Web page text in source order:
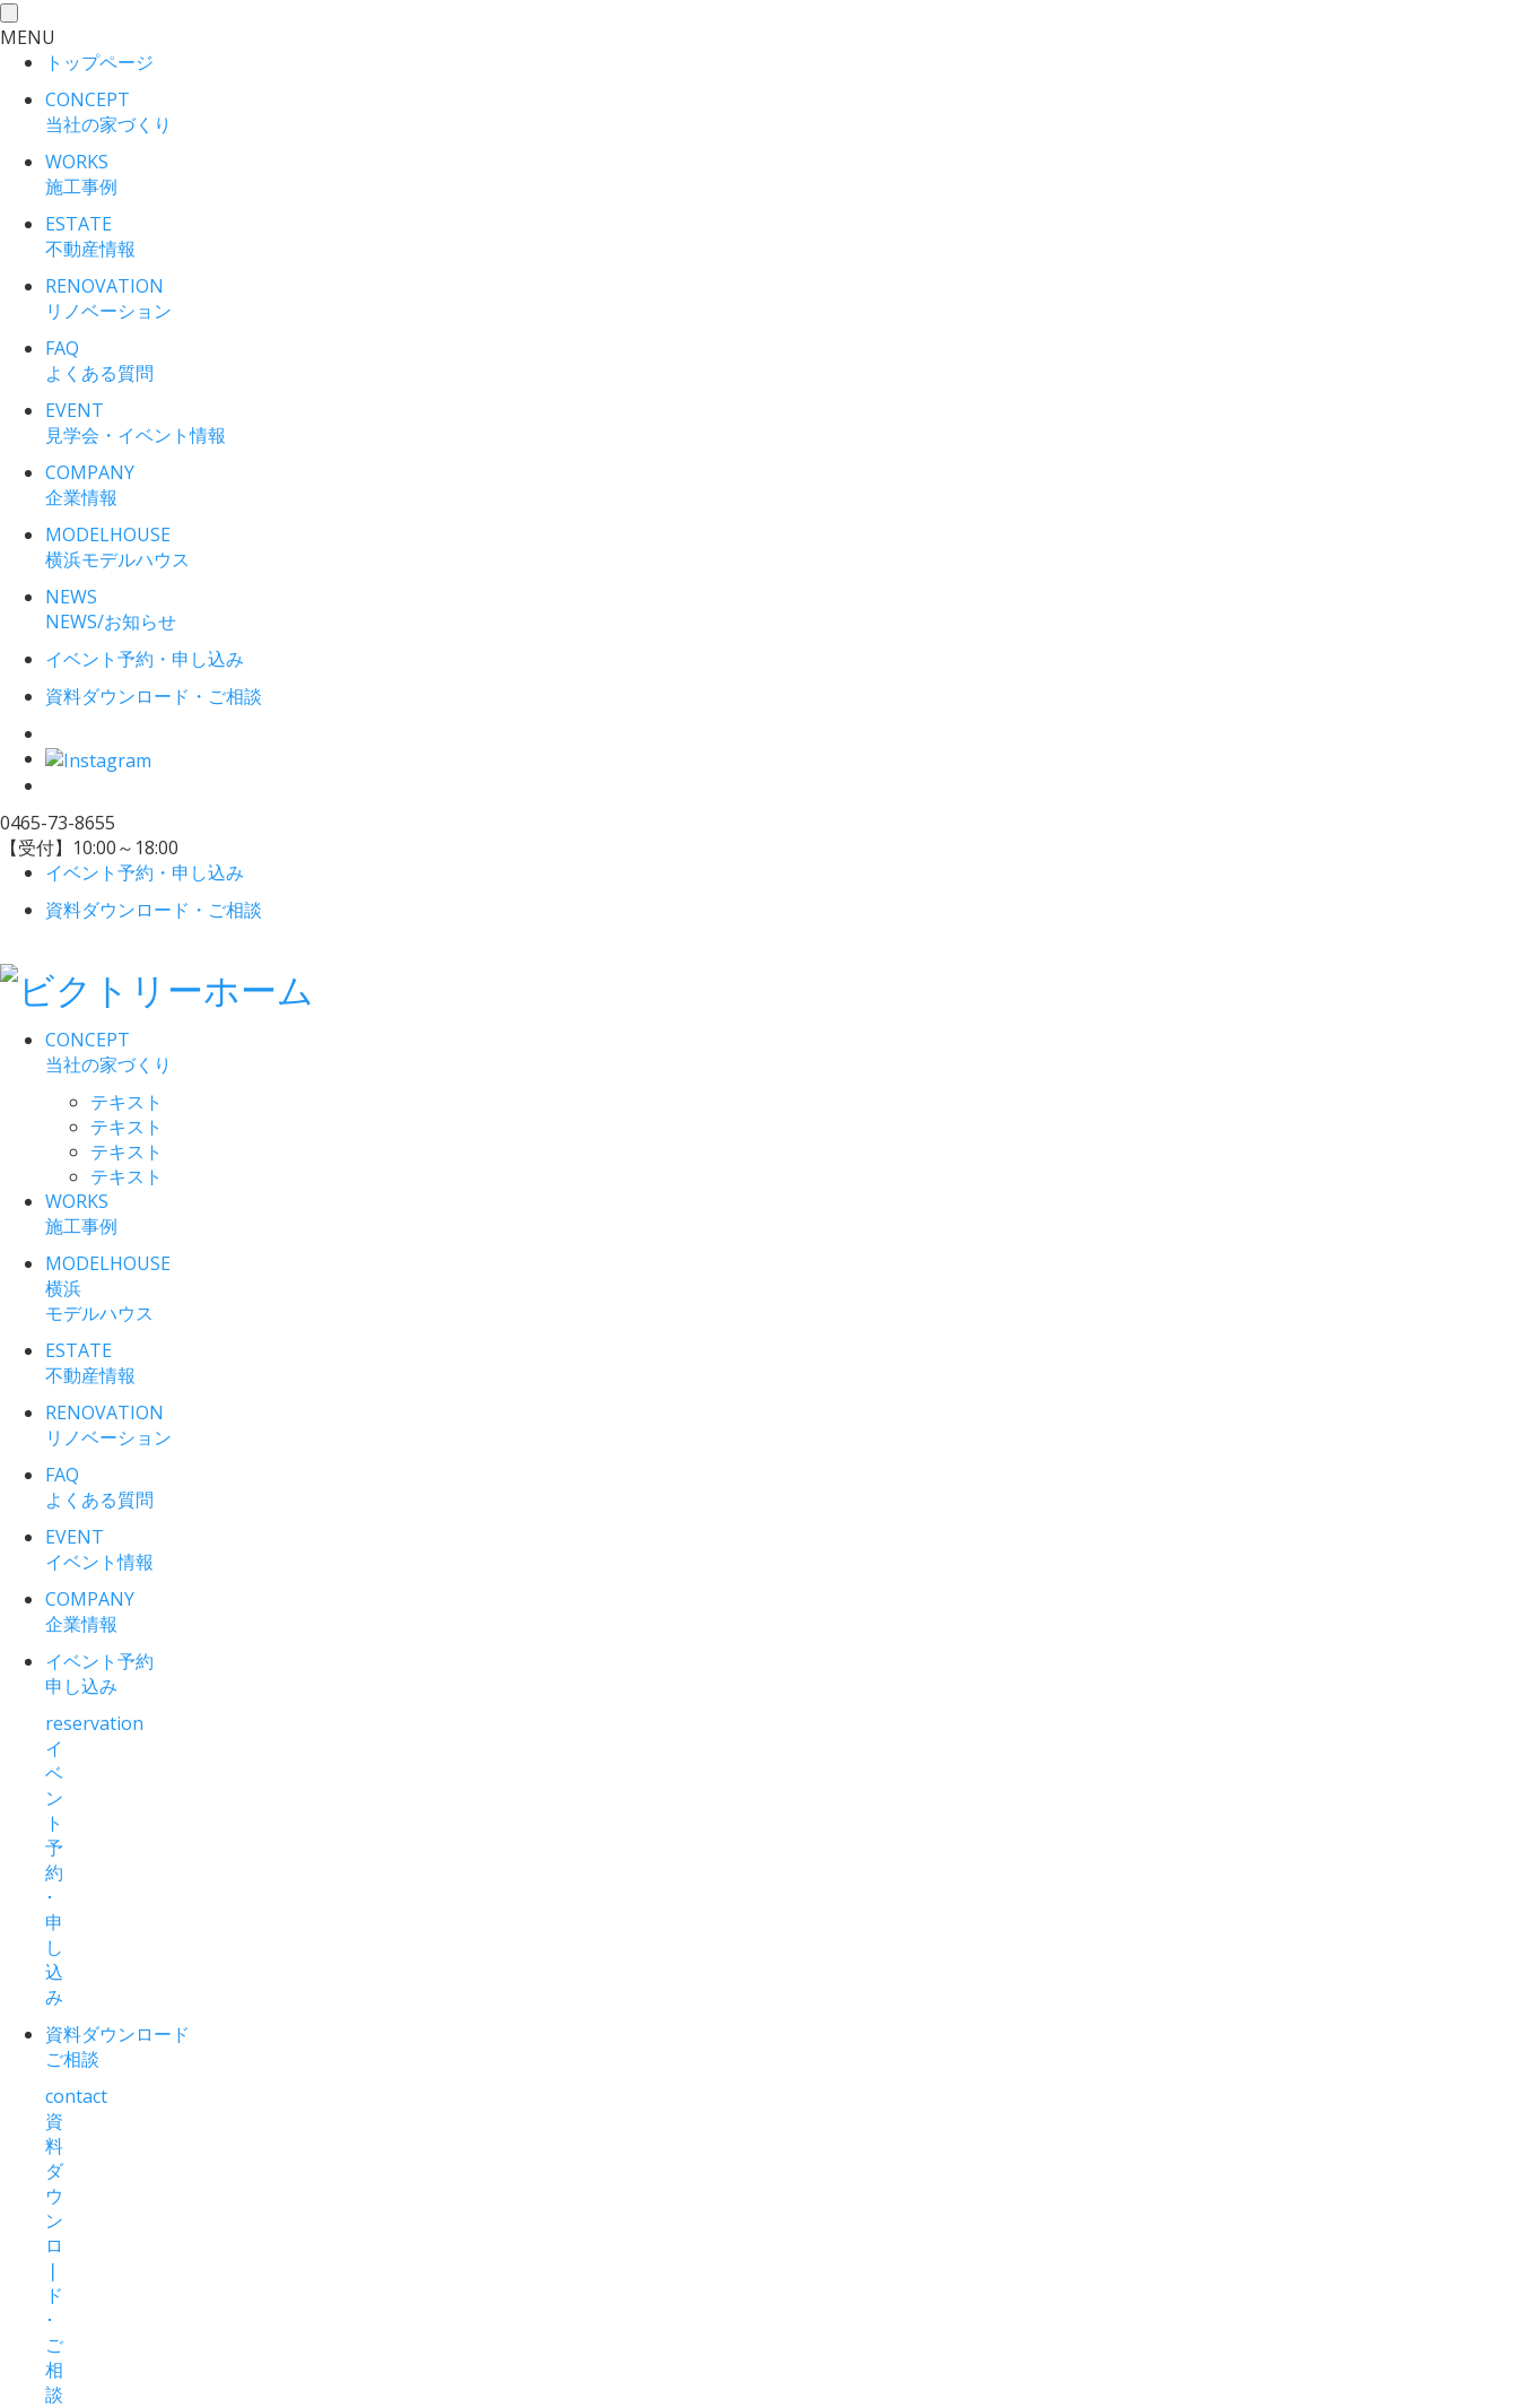
toggle
navigation
MENU
トップページ
CONCEPT
当社の家づくり
WORKS
施工事例
ESTATE
不動産情報
RENOVATION
リノベーション
FAQ
よくある質問
EVENT
見学会・イベント情報
COMPANY
企業情報
MODELHOUSE
横浜モデルハウス
NEWS
NEWS/お知らせ
イベント予約・申し込み
資料ダウンロード・ご相談
0465-73-8655
【受付】10:00～18:00
イベント予約・申し込み
資料ダウンロード・ご相談
CONCEPT
当社の家づくり
テキスト
テキスト
テキスト
テキスト
WORKS
施工事例
MODELHOUSE
横浜
モデルハウス
ESTATE
不動産情報
RENOVATION
リノベーション
FAQ
よくある質問
EVENT
イベント情報
COMPANY
企業情報
イベント予約
申し込み
reservation
イ
ベ
ン
ト
予
約
･
申
し
込
み
資料ダウンロード
ご相談
contact
資
料
ダ
ウ
ン
ロ
❘
ド
･
ご
相
談